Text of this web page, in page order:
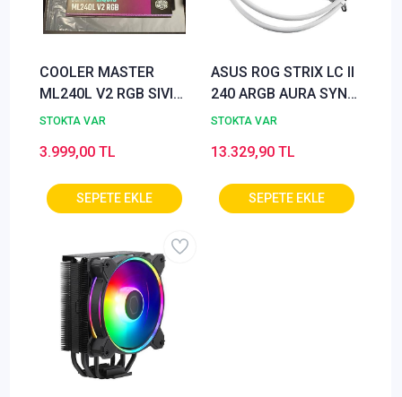
COOLER MASTER
ML240L V2 RGB SIVI
SOĞUTMA MLW-
(OUTLET)
STOKTA VAR
3.999,00 TL
ASUS ROG STRIX LC II
240 ARGB AURA SYNC
ADRESLENEBİLİR RGB
SOĞUTUCUSU BEYAZ
STOKTA VAR
13.329,90 TL